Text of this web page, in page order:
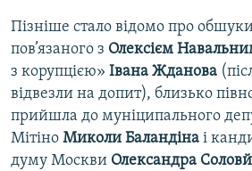
Пізніше стало відомо про
пов’язаного з Олексієм
з корупцією» Івана Жданова
відвезли на допит), близько
прийшла до муніципального
Мітіно Миколи Баландіна і
думу Москви Олександра